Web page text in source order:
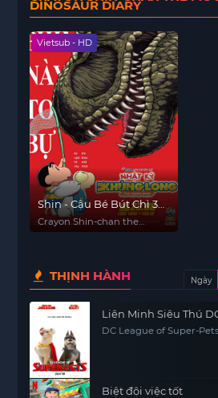
DINOSAUR DIARY
Vietsub - HD
Shin - Cậu Bé Bút Chì 32:
Nhật Ký Khủng Long
Của Mình
Crayon Shin-chan the
THỊNH HÀNH Ngày
Liên Minh Siêu Thú
DC League of Super-
Biệt đội việc tốt